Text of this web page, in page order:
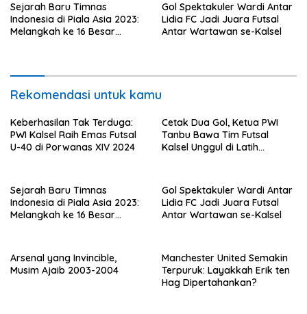
Sejarah Baru Timnas
Indonesia di Piala Asia 2023:
Melangkah ke 16 Besar
Gol Spektakuler Wardi Antar
Lidia FC Jadi Juara Futsal
Antar Wartawan se-Kalsel
Rekomendasi untuk kamu
Keberhasilan Tak Terduga:
PWI Kalsel Raih Emas Futsal
U-40 di Porwanas XIV 2024
Cetak Dua Gol, Ketua PWI
Tanbu Bawa Tim Futsal
Kalsel Unggul di Latih
Sejarah Baru Timnas
Indonesia di Piala Asia 2023:
Melangkah ke 16 Besar
Gol Spektakuler Wardi Antar
Lidia FC Jadi Juara Futsal
Antar Wartawan se-Kalsel
Arsenal yang Invincible,
Musim Ajaib 2003-2004
Manchester United Semakin
Terpuruk: Layakkah Erik ten
Hag Dipertahankan?